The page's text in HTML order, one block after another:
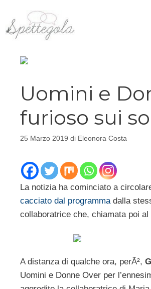
contenuto
Uomini e
furioso sui
25 Marzo 2019 di Eleonora Costa
La notizia ha cominciato a
cacciato dal programma dalla
collaboratrice che, chiamata poi
A distanza di qualche ora, perÃ²,
Uomini e Donne Over per